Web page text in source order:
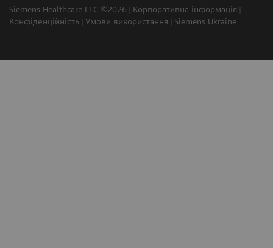
Siemens Healthcare LLC ©2026
Корпоративна інформація
Конфіденційність
Умови використання Siemens Ukraine